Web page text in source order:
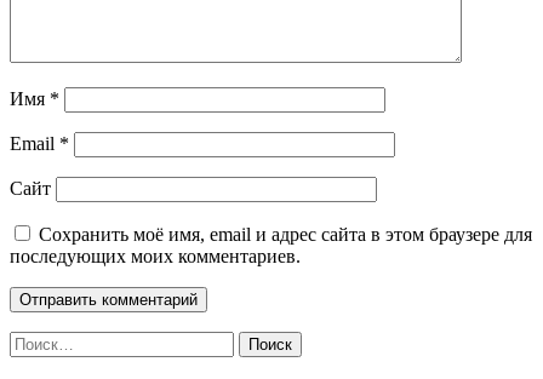
Имя *
Email *
Сайт
Сохранить моё имя, email и адрес сайта в этом браузере для
последующих моих комментариев.
Найти: